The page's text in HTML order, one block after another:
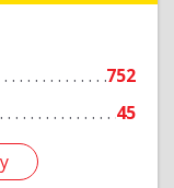
752
45